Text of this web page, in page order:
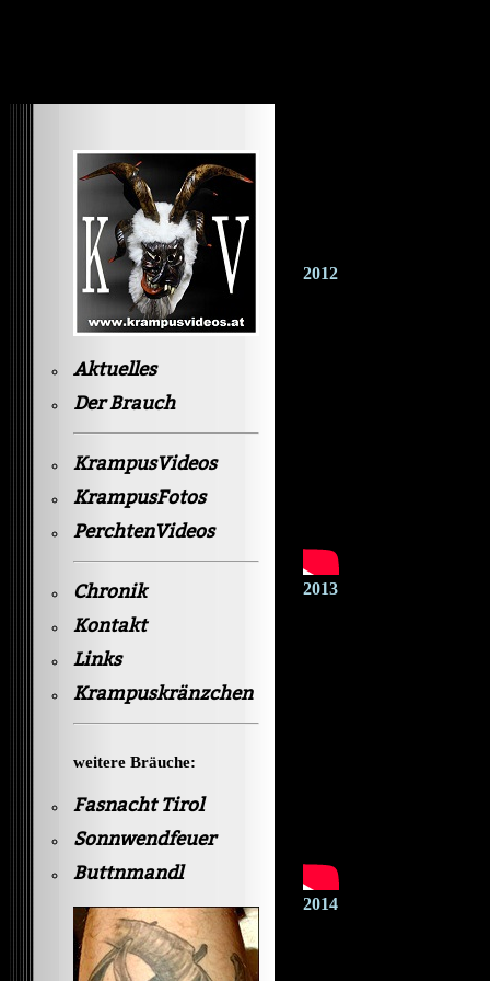
Aktuelles
Der Brauch
KrampusVideos
KrampusFotos
PerchtenVideos
Chronik
Kontakt
Links
Krampuskränzchen
weitere Bräuche:
Fasnacht Tirol
Sonnwendfeuer
Buttnmandl
2012
2013
2014